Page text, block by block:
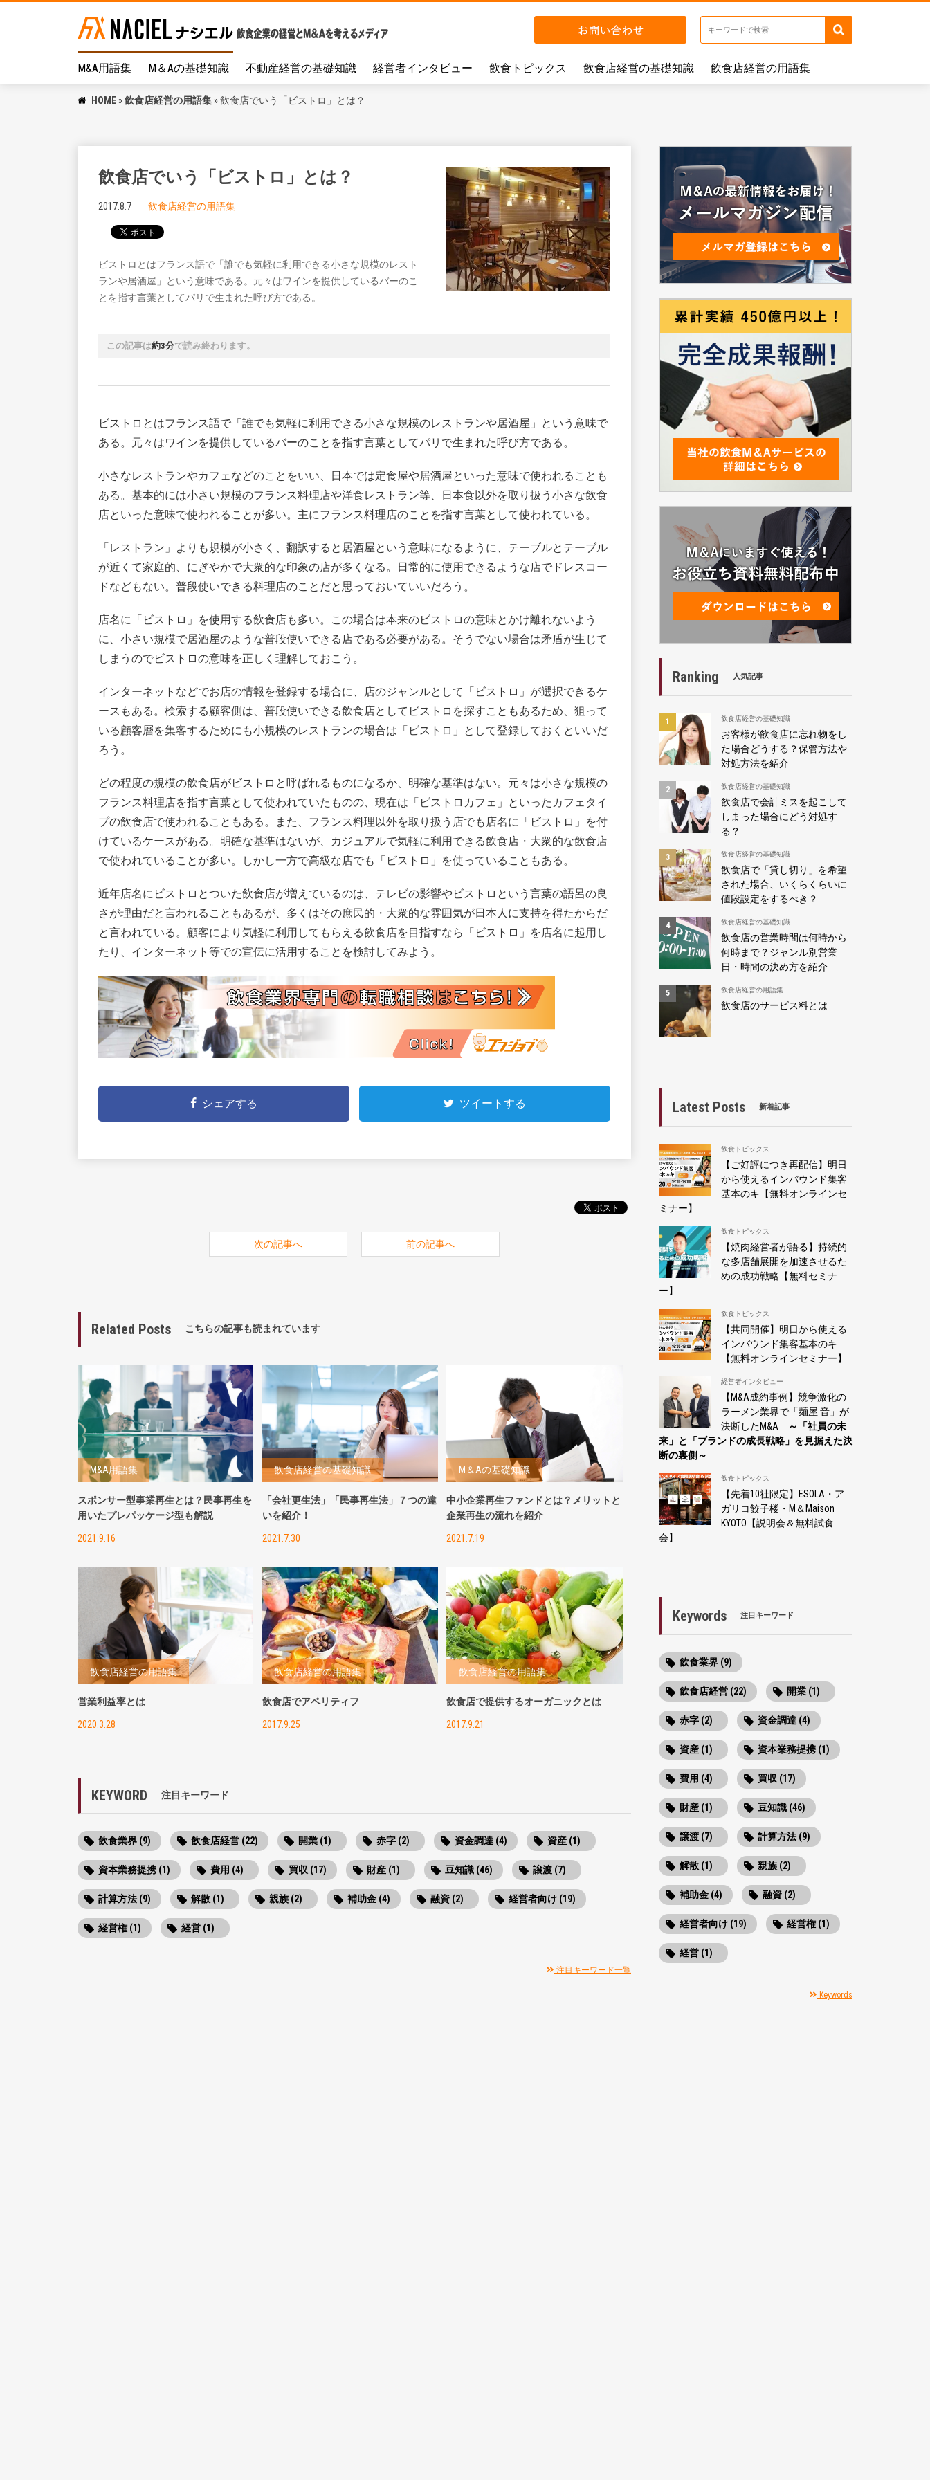
M&A用語集 M＆Aの基礎知識 不動産経営の基礎知識 経営者インタビュー 飲食トピックス 飲食店経営の基礎知識 飲食店経営の用語集
HOME »飲食店経営の用語集 »飲食店でいう「ビストロ」とは？
飲食店でいう「ビストロ」とは？
2017.8.7 飲食店経営の用語集
ビストロとはフランス語で「誰でも気軽に利用できる小さな規模のレスト
ランや居酒屋」という意味である。元々はワインを提供しているバーのこ
とを指す言葉としてパリで生まれた呼び方である。
この記事は約3分で読み終わります。
ビストロとはフランス語で「誰でも気軽に利用できる小さな規模のレストランや居酒屋」という意味で
ある。元々はワインを提供しているバーのことを指す言葉としてパリで生まれた呼び方である。
小さなレストランやカフェなどのことをいい、日本では定食屋や居酒屋といった意味で使われることも
ある。基本的には小さい規模のフランス料理店や洋食レストラン等、日本食以外を取り扱う小さな飲食
店といった意味で使われることが多い。主にフランス料理店のことを指す言葉として使われている。
「レストラン」よりも規模が小さく、翻訳すると居酒屋という意味になるように、テーブルとテーブル
が近くて家庭的、にぎやかで大衆的な印象の店が多くなる。日常的に使用できるような店でドレスコー
ドなどもない。普段使いできる料理店のことだと思っておいていいだろう。
店名に「ビストロ」を使用する飲食店も多い。この場合は本来のビストロの意味とかけ離れないよう
に、小さい規模で居酒屋のような普段使いできる店である必要がある。そうでない場合は矛盾が生じて
しまうのでビストロの意味を正しく理解しておこう。
インターネットなどでお店の情報を登録する場合に、店のジャンルとして「ビストロ」が選択できるケ
ースもある。検索する顧客側は、普段使いできる飲食店としてビストロを探すこともあるため、狙って
いる顧客層を集客するためにも小規模のレストランの場合は「ビストロ」として登録しておくといいだ
ろう。
どの程度の規模の飲食店がビストロと呼ばれるものになるか、明確な基準はない。元々は小さな規模の
フランス料理店を指す言葉として使われていたものの、現在は「ビストロカフェ」といったカフェタイ
プの飲食店で使われることもある。また、フランス料理以外を取り扱う店でも店名に「ビストロ」を付
けているケースがある。明確な基準はないが、カジュアルで気軽に利用できる飲食店・大衆的な飲食店
で使われていることが多い。しかし一方で高級な店でも「ビストロ」を使っていることもある。
近年店名にビストロとついた飲食店が増えているのは、テレビの影響やビストロという言葉の語呂の良
さが理由だと言われることもあるが、多くはその庶民的・大衆的な雰囲気が日本人に支持を得たからだ
と言われている。顧客により気軽に利用してもらえる飲食店を目指すなら「ビストロ」を店名に起用し
たり、インターネット等での宣伝に活用することを検討してみよう。
シェアする ツイートする
次の記事へ 前の記事へ
Related Posts こちらの記事も読まれています
M&A用語集
スポンサー型事業再生とは？民事再生を
用いたプレパッケージ型も解説
2021.9.16
飲食店経営の基礎知識
「会社更生法」「民事再生法」７つの違
いを紹介！
2021.7.30
M＆Aの基礎知識
中小企業再生ファンドとは？メリットと
企業再生の流れを紹介
2021.7.19
飲食店経営の用語集
営業利益率とは
2020.3.28
飲食店経営の用語集
飲食店でアペリティフ
2017.9.25
飲食店経営の用語集
飲食店で提供するオーガニックとは
2017.9.21
KEYWORD 注目キーワード
飲食業界 (9) 飲食店経営 (22) 開業 (1) 赤字 (2) 資金調達 (4) 資産 (1)
資本業務提携 (1) 費用 (4) 買収 (17) 財産 (1) 豆知識 (46) 譲渡 (7)
計算方法 (9) 解散 (1) 親族 (2) 補助金 (4) 融資 (2) 経営者向け (19)
経営権 (1) 経営 (1)
注目キーワード一覧
Ranking 人気記事
飲食店経営の基礎知識
お客様が飲食店に忘れ物をし
た場合どうする？保管方法や
対処方法を紹介
飲食店経営の基礎知識
飲食店で会計ミスを起こして
しまった場合にどう対処す
る？
飲食店経営の基礎知識
飲食店で「貸し切り」を希望
された場合、いくらくらいに
値段設定をするべき？
飲食店経営の基礎知識
飲食店の営業時間は何時から
何時まで？ジャンル別営業
日・時間の決め方を紹介
飲食店経営の用語集
飲食店のサービス料とは
Latest Posts 新着記事
飲食トピックス
【ご好評につき再配信】明日
から使えるインバウンド集客
基本のキ【無料オンラインセ
ミナー】
飲食トピックス
【焼肉経営者が語る】持続的
な多店舗展開を加速させるた
めの成功戦略【無料セミナ
ー】
飲食トピックス
【共同開催】明日から使える
インバウンド集客基本のキ
【無料オンラインセミナー】
経営者インタビュー
【M&A成約事例】競争激化の
ラーメン業界で「麺屋 音」が
決断したM&A
～「社員の未
来」と「ブランドの成長戦略」を見据えた決
断の裏側～
飲食トピックス
【先着10社限定】ESOLA・ア
ガリコ餃子楼・M＆Maison
KYOTO【説明会＆無料試食
会】
Keywords 注目キーワード
飲食業界 (9)
飲食店経営 (22) 開業 (1)
赤字 (2) 資金調達 (4)
資産 (1) 資本業務提携 (1)
費用 (4) 買収 (17)
財産 (1) 豆知識 (46)
譲渡 (7) 計算方法 (9)
解散 (1) 親族 (2)
補助金 (4) 融資 (2)
経営者向け (19) 経営権 (1)
経営 (1)
Keywords